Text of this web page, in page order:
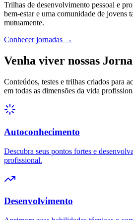
Trilhas de desenvolvimento pessoal e
bem-estar e uma comunidade de jovens
mutuamente.
Conhecer jornadas →
Venha viver nossas
Conteúdos, testes e trilhas criados para
em todas as dimensões da vida
Autoconhecimento
Descubra seus pontos fortes e
profissional.
Desenvolvimento